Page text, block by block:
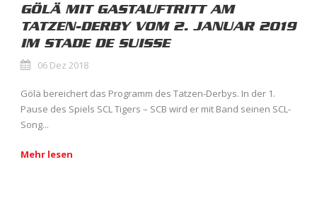
GÖLÄ MIT GASTAUFTRITT AM
TATZEN-DERBY VOM 2. JANUAR 2019
IM STADE DE SUISSE
06 Dez 2018
Gölä bereichert das Programm des Tatzen-Derbys. In der 1.
Pause des Spiels SCL Tigers – SCB wird er mit Band seinen SCL-
Song...
Mehr lesen